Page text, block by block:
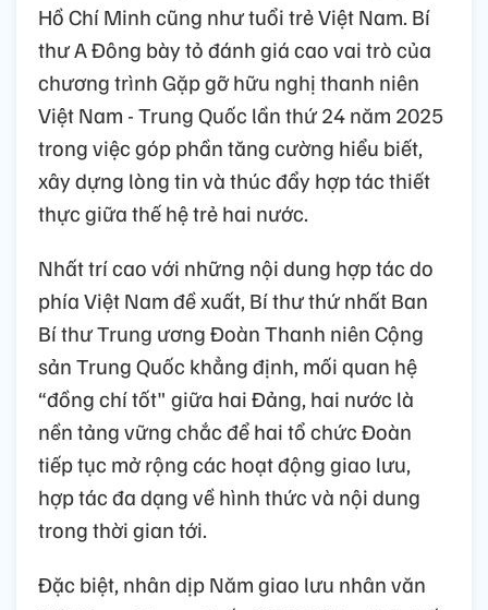
Hồ Chí Minh cũng như tuổi trẻ Việt Nam. Bí
thư A Đông bày tỏ đánh giá cao vai trò của
chương trình Gặp gỡ hữu nghị thanh niên
Việt Nam - Trung Quốc lần thứ 24 năm 2025
trong việc góp phần tăng cường hiểu biết,
xây dựng lòng tin và thúc đẩy hợp tác thiết
thực giữa thế hệ trẻ hai nước.
Nhất trí cao với những nội dung hợp tác do
phía Việt Nam đề xuất, Bí thư thứ nhất Ban
Bí thư Trung ương Đoàn Thanh niên Cộng
sản Trung Quốc khẳng định, mối quan hệ
“đồng chí tốt" giữa hai Đảng, hai nước là
nền tảng vững chắc để hai tổ chức Đoàn
tiếp tục mở rộng các hoạt động giao lưu,
hợp tác đa dạng về hình thức và nội dung
trong thời gian tới.
Đặc biệt, nhân dịp Năm giao lưu nhân văn